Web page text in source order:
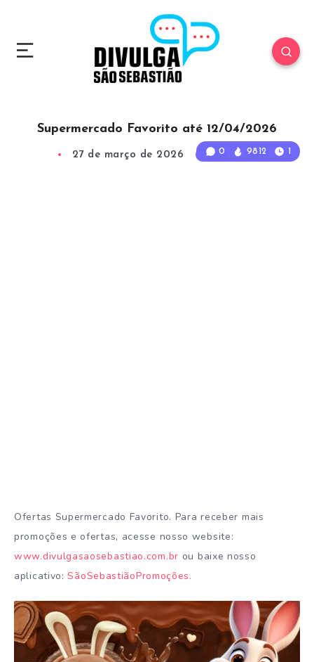
0 9812 1
Supermercado Favorito até 12/04/2026
27 de março de 2026 Min Read
Ofertas Supermercado Favorito. Para receber mais
promoções e ofertas, acesse nosso website:
www.divulgasaosebastiao.com.br ou baixe nosso
aplicativo:SãoSebastiãoPromoções.